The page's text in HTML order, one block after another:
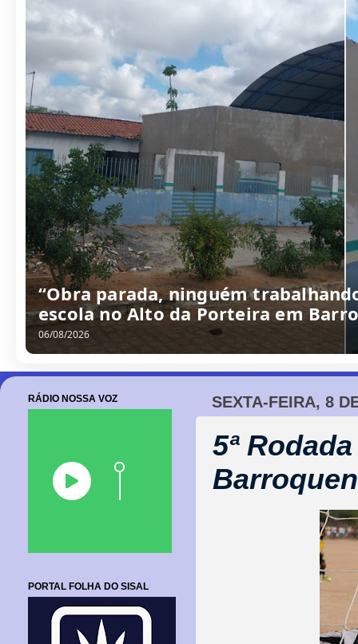
“Obra parada, ninguém
escola no Alto da Porteira em
06/08/2026
SEXTA-FEIRA, 8
5ª
RÁDIO NOSSA VOZ
PORTAL FOLHA DO SISAL